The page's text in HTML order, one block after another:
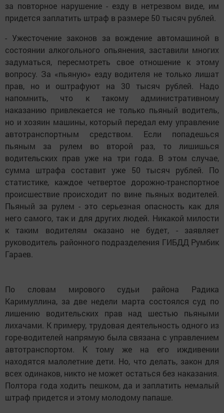
за повторное нарушение - езду в нетрезвом виде, им
придется заплатить штраф в размере 50 тысяч рублей.
- Ужесточение законов за вождение автомашиной в
состоянии алкогольного опьянения, заставили многих
задуматься, пересмотреть свое отношение к этому
вопросу. За «пьяную» езду водителя не только лишат
прав, но и оштрафуют на 30 тысяч рублей. Надо
напомнить, что к такому административному
наказанию привлекается не только пьяный водитель,
но и хозяин машины, который передал ему управление
автотранспортным средством. Если попадешься
пьяным за рулем во второй раз, то лишишься
водительских прав уже на три года. В этом случае,
сумма штрафа составит уже 50 тысяч рублей. По
статистике, каждое четвертое дорожно-транспортное
происшествие происходит по вине пьяных водителей.
Пьяный за рулем - это серьезная опасность как для
него самого, так и для других людей. Никакой милости
к таким водителям оказано не будет, - заявляет
руководитель районного подразделения ГИБДД Румбик
Гараев.
По словам мирового судьи района Радика
Каримуллина, за две недели марта состоялся суд по
лишению водительских прав над шестью пьяными
лихачами. К примеру, трудовая деятельность одного из
горе-водителей напрямую была связана с управлением
автотранспортом. К тому же на его иждивении
находятся малолетние дети. Но, что делать, закон для
всех одинаков, никто не может остаться без наказания.
Полтора года ходить пешком, да и заплатить немалый
штраф придется и этому молодому папаше.